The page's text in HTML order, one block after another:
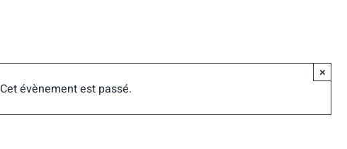
Cet évènement est passé.
×